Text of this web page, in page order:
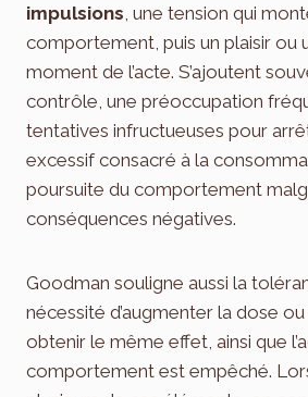
impulsions , une tension qui
comportement, puis un plaisir ou
moment de l’acte. S’ajoutent
contrôle, une préoccupation
tentatives infructueuses pour
excessif consacré à la
poursuite du comportement
conséquences négatives.
Goodman souligne aussi la
nécessité d’augmenter la dose ou
obtenir le même effet, ainsi que
comportement est empêché.